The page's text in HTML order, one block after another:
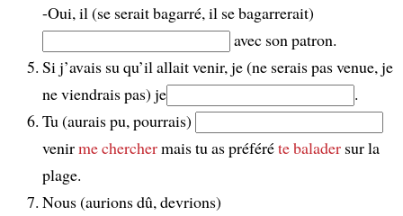
-Oui, il (se serait bagarré, il se bagarrerait)
avec son patron.
Si j’avais su qu’il allait venir, je (ne serais pas venue, je
ne viendrais pas) je
.
Tu (aurais pu, pourrais)
venirme cherchermais tu as préféréte baladersur la
plage.
Nous (aurions dû, devrions)